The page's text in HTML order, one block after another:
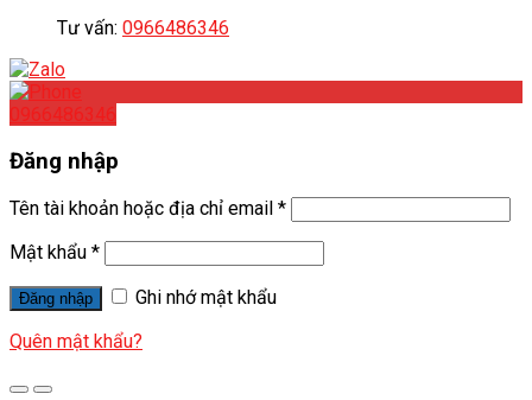
Tư vấn: 0966486346
0966486346
Đăng nhập
Tên tài khoản hoặc địa chỉ email *
Mật khẩu *
Đăng nhập
Ghi nhớ mật khẩu
Quên mật khẩu?